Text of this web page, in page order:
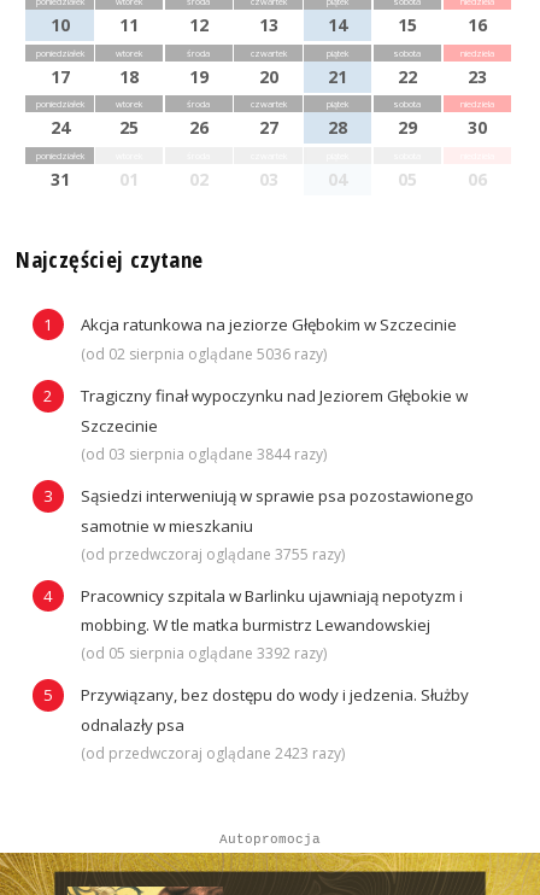
10 11 12 13 14 15 16
poniedziałek
17
wtorek
18
środa
19
czwartek
20
piątek
21
sobota
22
niedziela
23
poniedziałek
24
wtorek
25
środa
26
czwartek
27
piątek
28
sobota
29
niedziela
30
poniedziałek
31 01 02 03 04 05 06
Najczęściej czytane
Akcja ratunkowa na jeziorze Głębokim w Szczecinie
(od 02 sierpnia oglądane 5036 razy)
Tragiczny finał wypoczynku nad Jeziorem Głębokie w
Szczecinie
(od 03 sierpnia oglądane 3844 razy)
Sąsiedzi interweniują w sprawie psa pozostawionego
samotnie w mieszkaniu
(od przedwczoraj oglądane 3755 razy)
Pracownicy szpitala w Barlinku ujawniają nepotyzm i
mobbing. W tle matka burmistrz Lewandowskiej
(od 05 sierpnia oglądane 3392 razy)
Przywiązany, bez dostępu do wody i jedzenia. Służby
odnalazły psa
(od przedwczoraj oglądane 2423 razy)
Autopromocja